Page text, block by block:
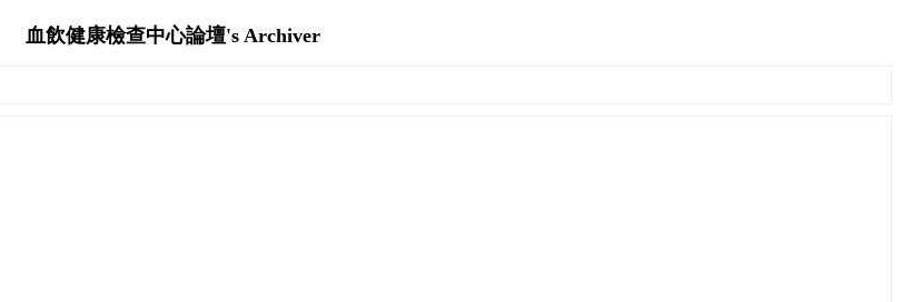
血飲健康檢查中心論壇's Archiver